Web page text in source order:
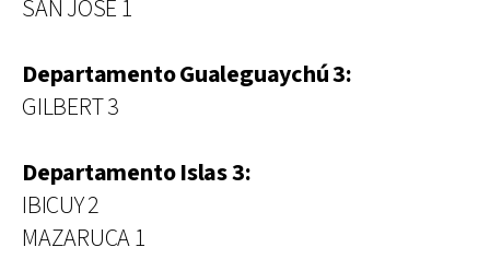
SAN JOSE 1
Departamento Gualeguaychú 3:
GILBERT 3
Departamento Islas 3:
IBICUY 2
MAZARUCA 1